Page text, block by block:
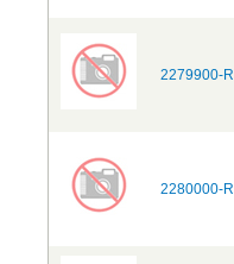
2279900-R
2280000-R